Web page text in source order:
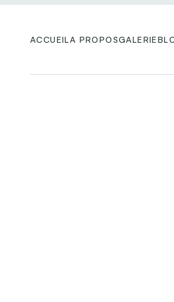
ACCUEILA PROPOSGALERIE